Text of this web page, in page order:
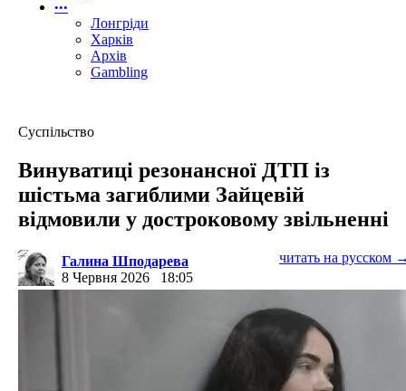
•••
Лонгріди
Харків
Архів
Gambling
Суспільство
Винуватиці резонансної ДТП із
шістьма загиблими Зайцевій
відмовили у достроковому звільненні
Галина Шподарева
8 Червня 2026
18:05
читать на русском